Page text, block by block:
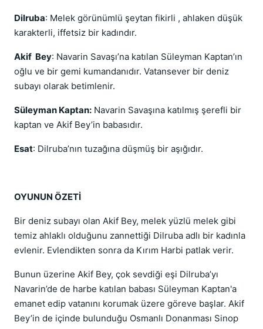
Dilruba: Melek görünümlü şeytan fikirli , ahlaken düşük
karakterli, iffetsiz bir kadındır.
Akif Bey: Navarin Savaşı’na katılan Süleyman Kaptan’ın
oğlu ve bir gemi kumandanıdır. Vatansever bir deniz
subayı olarak betimlenir.
Süleyman Kaptan: Navarin Savaşına katılmış şerefli bir
kaptan ve Akif Bey’in babasıdır.
Esat: Dilruba’nın tuzağına düşmüş bir aşığıdır.
OYUNUN ÖZETİ
Bir deniz subayı olan Akif Bey, melek yüzlü melek gibi
temiz ahlaklı olduğunu zannettiği Dilruba adlı bir kadınla
evlenir. Evlendikten sonra da Kırım Harbi patlak verir.
Bunun üzerine Akif Bey, çok sevdiği eşi Dilruba’yı
Navarin’de de harbe katılan babası Süleyman Kaptan'a
emanet edip vatanını korumak üzere göreve başlar. Akif
Bey’in de içinde bulunduğu Osmanlı Donanması Sinop